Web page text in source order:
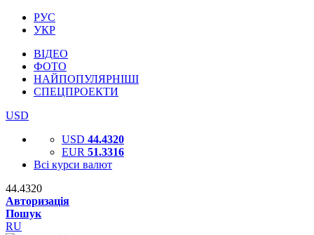
РУС
УКР
ВІДЕО
ФОТО
НАЙПОПУЛЯРНІШІ
СПЕЦПРОЕКТИ
USD
USD 44.4320
EUR 51.3316
Всі курси валют
44.4320
Авторизація
Пошук
RU